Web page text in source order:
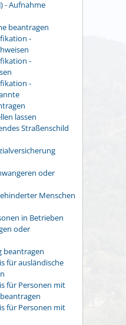
- Aufnahme
beantragen
-
-
-
lassen
Straßenschild
oder
Menschen
in Betrieben
oder
beantragen
für ausländische
für Personen mit
für Personen mit